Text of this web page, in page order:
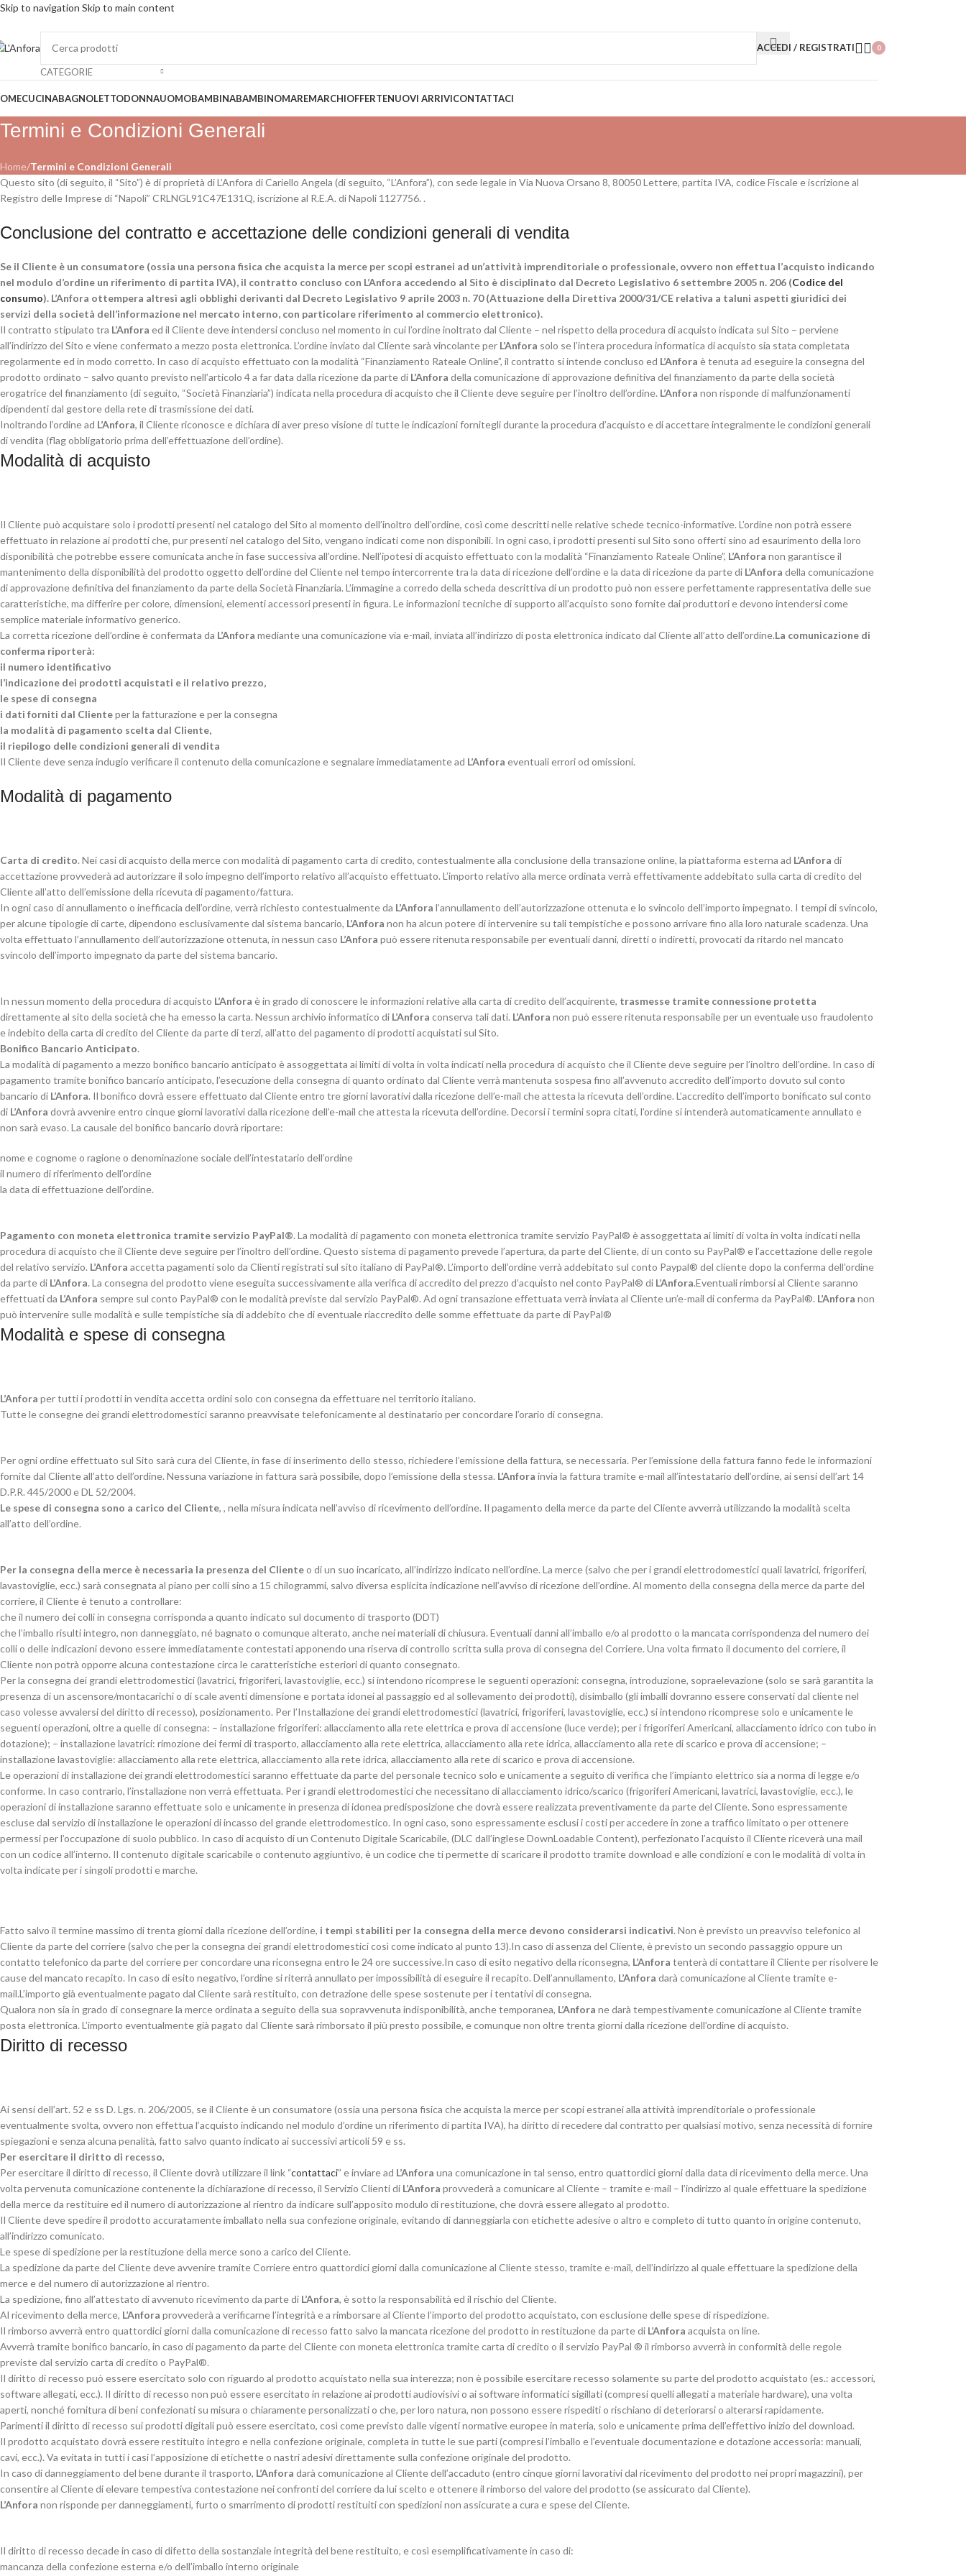
Skip to navigation Skip to main content
CATEGORIE
ACCEDI / REGISTRATI 0
CUCINABAGNOLETTODONNAUOMOBAMBINABAMBINOMAREMARCHIOFFERTENUOVI ARRIVICONTATTACI
Termini e Condizioni Generali
Home/Termini e Condizioni Generali
Questo sito (di seguito, il “Sito”) è di proprietà di L’Anfora di Cariello Angela (di seguito, “L’Anfora”), con sede legale in Via Nuova Orsano 8, 80050 Lettere, partita IVA, codice Fiscale e iscrizione al
Registro delle Imprese di “Napoli” CRLNGL91C47E131Q, iscrizione al R.E.A. di Napoli 1127756. .
Conclusione del contratto e accettazione delle condizioni generali di vendita
Se il Cliente è un consumatore (ossia una persona fisica che acquista la merce per scopi estranei ad un’attività imprenditoriale o professionale, ovvero non effettua l’acquisto indicando
nel modulo d’ordine un riferimento di partita IVA), il contratto concluso con L’Anfora accedendo al Sito è disciplinato dal Decreto Legislativo 6 settembre 2005 n. 206 (Codice del
consumo). L’Anfora ottempera altresì agli obblighi derivanti dal Decreto Legislativo 9 aprile 2003 n. 70 (Attuazione della Direttiva 2000/31/CE relativa a taluni aspetti giuridici dei
servizi della società dell’informazione nel mercato interno, con particolare riferimento al commercio elettronico).
Il contratto stipulato tra L’Anfora ed il Cliente deve intendersi concluso nel momento in cui l’ordine inoltrato dal Cliente – nel rispetto della procedura di acquisto indicata sul Sito – perviene
all’indirizzo del Sito e viene confermato a mezzo posta elettronica. L’ordine inviato dal Cliente sarà vincolante per L’Anfora solo se l’intera procedura informatica di acquisto sia stata completata
regolarmente ed in modo corretto. In caso di acquisto effettuato con la modalità “Finanziamento Rateale Online”, il contratto si intende concluso ed L’Anfora è tenuta ad eseguire la consegna del
prodotto ordinato – salvo quanto previsto nell’articolo 4 a far data dalla ricezione da parte di L’Anfora della comunicazione di approvazione definitiva del finanziamento da parte della società
erogatrice del finanziamento (di seguito, “Società Finanziaria”) indicata nella procedura di acquisto che il Cliente deve seguire per l’inoltro dell’ordine. L’Anfora non risponde di malfunzionamenti
dipendenti dal gestore della rete di trasmissione dei dati.
Inoltrando l’ordine ad L’Anfora, il Cliente riconosce e dichiara di aver preso visione di tutte le indicazioni fornitegli durante la procedura d’acquisto e di accettare integralmente le condizioni generali
di vendita (flag obbligatorio prima dell’effettuazione dell’ordine).
Modalità di acquisto
Il Cliente può acquistare solo i prodotti presenti nel catalogo del Sito al momento dell’inoltro dell’ordine, così come descritti nelle relative schede tecnico-informative. L’ordine non potrà essere
effettuato in relazione ai prodotti che, pur presenti nel catalogo del Sito, vengano indicati come non disponibili. In ogni caso, i prodotti presenti sul Sito sono offerti sino ad esaurimento della loro
disponibilità che potrebbe essere comunicata anche in fase successiva all’ordine. Nell’ipotesi di acquisto effettuato con la modalità “Finanziamento Rateale Online”, L’Anfora non garantisce il
mantenimento della disponibilità del prodotto oggetto dell’ordine del Cliente nel tempo intercorrente tra la data di ricezione dell’ordine e la data di ricezione da parte di L’Anfora della comunicazione
di approvazione definitiva del finanziamento da parte della Società Finanziaria. L’immagine a corredo della scheda descrittiva di un prodotto può non essere perfettamente rappresentativa delle sue
caratteristiche, ma differire per colore, dimensioni, elementi accessori presenti in figura. Le informazioni tecniche di supporto all’acquisto sono fornite dai produttori e devono intendersi come
semplice materiale informativo generico.
La corretta ricezione dell’ordine è confermata da L’Anfora mediante una comunicazione via e-mail, inviata all’indirizzo di posta elettronica indicato dal Cliente all’atto dell’ordine.La comunicazione di
conferma riporterà:
il numero identificativo
l’indicazione dei prodotti acquistati e il relativo prezzo,
le spese di consegna
i dati forniti dal Clienteper la fatturazione e per la consegna
la modalità di pagamento scelta dal Cliente,
il riepilogo delle condizioni generali di vendita
Il Cliente deve senza indugio verificare il contenuto della comunicazione e segnalare immediatamente ad L’Anfora eventuali errori od omissioni.
Modalità di pagamento
Carta di credito. Nei casi di acquisto della merce con modalità di pagamento carta di credito, contestualmente alla conclusione della transazione online, la piattaforma esterna ad L’Anfora di
accettazione provvederà ad autorizzare il solo impegno dell’importo relativo all’acquisto effettuato. L’importo relativo alla merce ordinata verrà effettivamente addebitato sulla carta di credito del
Cliente all’atto dell’emissione della ricevuta di pagamento/fattura.
In ogni caso di annullamento o inefficacia dell’ordine, verrà richiesto contestualmente da L’Anfora l’annullamento dell’autorizzazione ottenuta e lo svincolo dell’importo impegnato. I tempi di svincolo,
per alcune tipologie di carte, dipendono esclusivamente dal sistema bancario, L’Anfora non ha alcun potere di intervenire su tali tempistiche e possono arrivare fino alla loro naturale scadenza. Una
volta effettuato l’annullamento dell’autorizzazione ottenuta, in nessun caso L’Anfora può essere ritenuta responsabile per eventuali danni, diretti o indiretti, provocati da ritardo nel mancato
svincolo dell’importo impegnato da parte del sistema bancario.
In nessun momento della procedura di acquisto L’Anfora è in grado di conoscere le informazioni relative alla carta di credito dell’acquirente, trasmesse tramite connessione protetta
direttamente al sito della società che ha emesso la carta. Nessun archivio informatico di L’Anfora conserva tali dati. L’Anfora non può essere ritenuta responsabile per un eventuale uso fraudolento
e indebito della carta di credito del Cliente da parte di terzi, all’atto del pagamento di prodotti acquistati sul Sito.
Bonifico Bancario Anticipato.
La modalità di pagamento a mezzo bonifico bancario anticipato è assoggettata ai limiti di volta in volta indicati nella procedura di acquisto che il Cliente deve seguire per l’inoltro dell’ordine. In caso di
pagamento tramite bonifico bancario anticipato, l’esecuzione della consegna di quanto ordinato dal Cliente verrà mantenuta sospesa fino all’avvenuto accredito dell’importo dovuto sul conto
bancario di L’Anfora. Il bonifico dovrà essere effettuato dal Cliente entro tre giorni lavorativi dalla ricezione dell’e-mail che attesta la ricevuta dell’ordine. L’accredito dell’importo bonificato sul conto
di L’Anfora dovrà avvenire entro cinque giorni lavorativi dalla ricezione dell’e-mail che attesta la ricevuta dell’ordine. Decorsi i termini sopra citati, l’ordine si intenderà automaticamente annullato e
non sarà evaso. La causale del bonifico bancario dovrà riportare:
nome e cognome o ragione o denominazione sociale dell’intestatario dell’ordine
il numero di riferimento dell’ordine
la data di effettuazione dell’ordine.
Pagamento con moneta elettronica tramite servizio PayPal®. La modalità di pagamento con moneta elettronica tramite servizio PayPal® è assoggettata ai limiti di volta in volta indicati nella
procedura di acquisto che il Cliente deve seguire per l’inoltro dell’ordine. Questo sistema di pagamento prevede l’apertura, da parte del Cliente, di un conto su PayPal® e l’accettazione delle regole
del relativo servizio. L’Anfora accetta pagamenti solo da Clienti registrati sul sito italiano di PayPal®. L’importo dell’ordine verrà addebitato sul conto Paypal® del cliente dopo la conferma dell’ordine
da parte di L’Anfora. La consegna del prodotto viene eseguita successivamente alla verifica di accredito del prezzo d’acquisto nel conto PayPal® di L’Anfora.Eventuali rimborsi al Cliente saranno
effettuati da L’Anfora sempre sul conto PayPal® con le modalità previste dal servizio PayPal®. Ad ogni transazione effettuata verrà inviata al Cliente un’e-mail di conferma da PayPal®. L’Anfora non
può intervenire sulle modalità e sulle tempistiche sia di addebito che di eventuale riaccredito delle somme effettuate da parte di PayPal®
Modalità e spese di consegna
L’Anfora per tutti i prodotti in vendita accetta ordini solo con consegna da effettuare nel territorio italiano.
Tutte le consegne dei grandi elettrodomestici saranno preavvisate telefonicamente al destinatario per concordare l’orario di consegna.
Per ogni ordine effettuato sul Sito sarà cura del Cliente, in fase di inserimento dello stesso, richiedere l’emissione della fattura, se necessaria. Per l’emissione della fattura fanno fede le informazioni
fornite dal Cliente all’atto dell’ordine. Nessuna variazione in fattura sarà possibile, dopo l’emissione della stessa. L’Anfora invia la fattura tramite e-mail all’intestatario dell’ordine, ai sensi dell’art 14
D.P.R. 445/2000 e DL 52/2004.
Le spese di consegna sono a carico del Cliente, , nella misura indicata nell’avviso di ricevimento dell’ordine. Il pagamento della merce da parte del Cliente avverrà utilizzando la modalità scelta
all’atto dell’ordine.
Per la consegna della merce è necessaria la presenza del Clienteo di un suo incaricato, all’indirizzo indicato nell’ordine. La merce (salvo che per i grandi elettrodomestici quali lavatrici, frigoriferi,
lavastoviglie, ecc.) sarà consegnata al piano per colli sino a 15 chilogrammi, salvo diversa esplicita indicazione nell’avviso di ricezione dell’ordine. Al momento della consegna della merce da parte del
corriere, il Cliente è tenuto a controllare:
che il numero dei colli in consegna corrisponda a quanto indicato sul documento di trasporto (DDT)
che l’imballo risulti integro, non danneggiato, né bagnato o comunque alterato, anche nei materiali di chiusura. Eventuali danni all’imballo e/o al prodotto o la mancata corrispondenza del numero dei
colli o delle indicazioni devono essere immediatamente contestati apponendo una riserva di controllo scritta sulla prova di consegna del Corriere. Una volta firmato il documento del corriere, il
Cliente non potrà opporre alcuna contestazione circa le caratteristiche esteriori di quanto consegnato.
Per la consegna dei grandi elettrodomestici (lavatrici, frigoriferi, lavastoviglie, ecc.) si intendono ricomprese le seguenti operazioni: consegna, introduzione, sopraelevazione (solo se sarà garantita la
presenza di un ascensore/montacarichi o di scale aventi dimensione e portata idonei al passaggio ed al sollevamento dei prodotti), disimballo (gli imballi dovranno essere conservati dal cliente nel
caso volesse avvalersi del diritto di recesso), posizionamento. Per l’Installazione dei grandi elettrodomestici (lavatrici, frigoriferi, lavastoviglie, ecc.) si intendono ricomprese solo e unicamente le
seguenti operazioni, oltre a quelle di consegna: – installazione frigoriferi: allacciamento alla rete elettrica e prova di accensione (luce verde); per i frigoriferi Americani, allacciamento idrico con tubo in
dotazione); – installazione lavatrici: rimozione dei fermi di trasporto, allacciamento alla rete elettrica, allacciamento alla rete idrica, allacciamento alla rete di scarico e prova di accensione; –
installazione lavastoviglie: allacciamento alla rete elettrica, allacciamento alla rete idrica, allacciamento alla rete di scarico e prova di accensione.
Le operazioni di installazione dei grandi elettrodomestici saranno effettuate da parte del personale tecnico solo e unicamente a seguito di verifica che l’impianto elettrico sia a norma di legge e/o
conforme. In caso contrario, l’installazione non verrà effettuata. Per i grandi elettrodomestici che necessitano di allacciamento idrico/scarico (frigoriferi Americani, lavatrici, lavastoviglie, ecc.), le
operazioni di installazione saranno effettuate solo e unicamente in presenza di idonea predisposizione che dovrà essere realizzata preventivamente da parte del Cliente. Sono espressamente
escluse dal servizio di installazione le operazioni di incasso del grande elettrodomestico. In ogni caso, sono espressamente esclusi i costi per accedere in zone a traffico limitato o per ottenere
permessi per l’occupazione di suolo pubblico. In caso di acquisto di un Contenuto Digitale Scaricabile, (DLC dall’inglese DownLoadable Content), perfezionato l’acquisto il Cliente riceverà una mail
con un codice all’interno. Il contenuto digitale scaricabile o contenuto aggiuntivo, è un codice che ti permette di scaricare il prodotto tramite download e alle condizioni e con le modalità di volta in
volta indicate per i singoli prodotti e marche.
Fatto salvo il termine massimo di trenta giorni dalla ricezione dell’ordine, i tempi stabiliti per la consegna della merce devono considerarsi indicativi. Non è previsto un preavviso telefonico al
Cliente da parte del corriere (salvo che per la consegna dei grandi elettrodomestici così come indicato al punto 13).In caso di assenza del Cliente, è previsto un secondo passaggio oppure un
contatto telefonico da parte del corriere per concordare una riconsegna entro le 24 ore successive.In caso di esito negativo della riconsegna, L’Anfora tenterà di contattare il Cliente per risolvere le
cause del mancato recapito. In caso di esito negativo, l’ordine si riterrà annullato per impossibilità di eseguire il recapito. Dell’annullamento, L’Anfora darà comunicazione al Cliente tramite e-
mail.L’importo già eventualmente pagato dal Cliente sarà restituito, con detrazione delle spese sostenute per i tentativi di consegna.
Qualora non sia in grado di consegnare la merce ordinata a seguito della sua sopravvenuta indisponibilità, anche temporanea, L’Anfora ne darà tempestivamente comunicazione al Cliente tramite
posta elettronica. L’importo eventualmente già pagato dal Cliente sarà rimborsato il più presto possibile, e comunque non oltre trenta giorni dalla ricezione dell’ordine di acquisto.
Diritto di recesso
Ai sensi dell’art. 52 e ss D. Lgs. n. 206/2005, se il Cliente è un consumatore (ossia una persona fisica che acquista la merce per scopi estranei alla attività imprenditoriale o professionale
eventualmente svolta, ovvero non effettua l’acquisto indicando nel modulo d’ordine un riferimento di partita IVA), ha diritto di recedere dal contratto per qualsiasi motivo, senza necessità di fornire
spiegazioni e senza alcuna penalità, fatto salvo quanto indicato ai successivi articoli 59 e ss.
Per esercitare il diritto di recesso,
Per esercitare il diritto di recesso, il Cliente dovrà utilizzare il link “contattaci” e inviare ad L’Anfora una comunicazione in tal senso, entro quattordici giorni dalla data di ricevimento della merce. Una
volta pervenuta comunicazione contenente la dichiarazione di recesso, il Servizio Clienti di L’Anfora provvederà a comunicare al Cliente – tramite e-mail – l’indirizzo al quale effettuare la spedizione
della merce da restituire ed il numero di autorizzazione al rientro da indicare sull’apposito modulo di restituzione, che dovrà essere allegato al prodotto.
Il Cliente deve spedire il prodotto accuratamente imballato nella sua confezione originale, evitando di danneggiarla con etichette adesive o altro e completo di tutto quanto in origine contenuto,
all’indirizzo comunicato.
Le spese di spedizione per la restituzione della merce sono a carico del Cliente.
La spedizione da parte del Cliente deve avvenire tramite Corriere entro quattordici giorni dalla comunicazione al Cliente stesso, tramite e-mail, dell’indirizzo al quale effettuare la spedizione della
merce e del numero di autorizzazione al rientro.
La spedizione, fino all’attestato di avvenuto ricevimento da parte di L’Anfora, è sotto la responsabilità ed il rischio del Cliente.
Al ricevimento della merce, L’Anfora provvederà a verificarne l’integrità e a rimborsare al Cliente l’importo del prodotto acquistato, con esclusione delle spese di rispedizione.
Il rimborso avverrà entro quattordici giorni dalla comunicazione di recesso fatto salvo la mancata ricezione del prodotto in restituzione da parte di L’Anfora acquista on line.
Avverrà tramite bonifico bancario, in caso di pagamento da parte del Cliente con moneta elettronica tramite carta di credito o il servizio PayPal ® il rimborso avverrà in conformità delle regole
previste dal servizio carta di credito o PayPal®.
Il diritto di recesso può essere esercitato solo con riguardo al prodotto acquistato nella sua interezza; non è possibile esercitare recesso solamente su parte del prodotto acquistato (es.: accessori,
software allegati, ecc.). Il diritto di recesso non può essere esercitato in relazione ai prodotti audiovisivi o ai software informatici sigillati (compresi quelli allegati a materiale hardware), una volta
aperti, nonché fornitura di beni confezionati su misura o chiaramente personalizzati o che, per loro natura, non possono essere rispediti o rischiano di deteriorarsi o alterarsi rapidamente.
Parimenti il diritto di recesso sui prodotti digitali può essere esercitato, così come previsto dalle vigenti normative europee in materia, solo e unicamente prima dell’effettivo inizio del download.
Il prodotto acquistato dovrà essere restituito integro e nella confezione originale, completa in tutte le sue parti (compresi l’imballo e l’eventuale documentazione e dotazione accessoria: manuali,
cavi, ecc.). Va evitata in tutti i casi l’apposizione di etichette o nastri adesivi direttamente sulla confezione originale del prodotto.
In caso di danneggiamento del bene durante il trasporto, L’Anfora darà comunicazione al Cliente dell’accaduto (entro cinque giorni lavorativi dal ricevimento del prodotto nei propri magazzini), per
consentire al Cliente di elevare tempestiva contestazione nei confronti del corriere da lui scelto e ottenere il rimborso del valore del prodotto (se assicurato dal Cliente).
L’Anfora non risponde per danneggiamenti, furto o smarrimento di prodotti restituiti con spedizioni non assicurate a cura e spese del Cliente.
Il diritto di recesso decade in caso di difetto della sostanziale integrità del bene restituito, e così esemplificativamente in caso di:
mancanza della confezione esterna e/o dell’imballo interno originale